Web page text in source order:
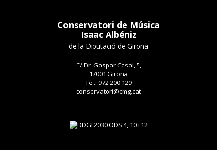
Conservatori de Música
Isaac Albéniz
de la Diputació de Girona
C/ Dr. Gaspar Casal, 5,
17001 Girona
Tel.: 972 200 129
conservatori@cmg.cat